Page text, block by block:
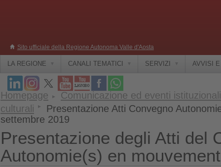
Sito ufficiale della Regione Autonoma Valle d'Aosta
LA REGIONE CANALI TEMATICI SERVIZI AVVISI
Homepage
Comunicazione ed eventi istituzionali
culturali
Presentazione Atti Convegno
settembre 2019
Presentazione degli Atti del
Autonomie(s) en mouvement